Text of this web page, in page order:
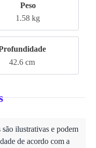
Peso
1.58 kg
42.6 cm
são ilustrativas e podem
de acordo com a